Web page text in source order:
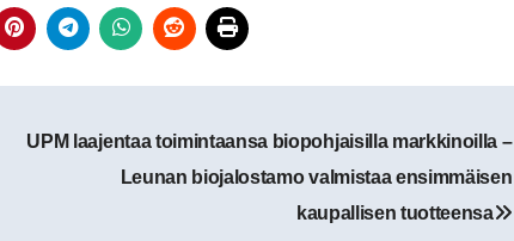
UPM laajentaa toimintaansa biopohjaisilla markkinoilla –
Leunan biojalostamo valmistaa ensimmäisen
kaupallisen tuotteensa